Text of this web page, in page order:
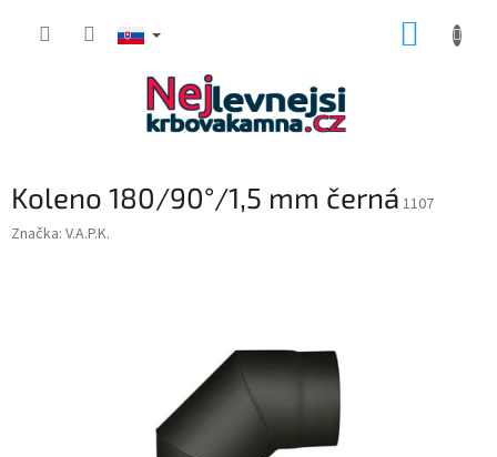
Koleno 180/90°/1,5 mm černá 1107
Značka: V.A.P.K.